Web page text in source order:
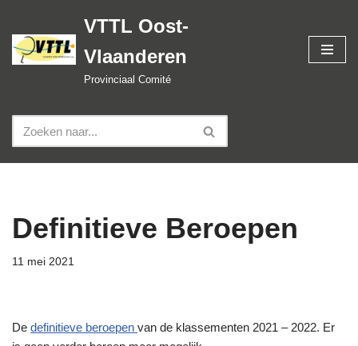
Spring
naar
VTTL Oost-
Vlaanderen
Provinciaal Comité
Definitieve Beroepen
11 mei 2021
De definitieve beroepen van de klassementen 2021 – 2022. Er